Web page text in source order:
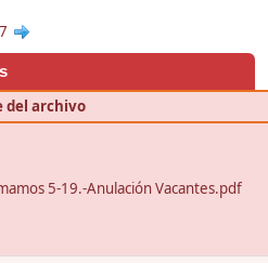
del archivo
5-19.-Anulación Vacantes.pdf